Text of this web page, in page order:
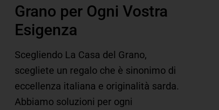
Grano per Ogni Vostra
Esigenza
Scegliendo La Casa del Grano,
scegliete un regalo che è sinonimo di
eccellenza italiana e originalità sarda.
Abbiamo soluzioni per ogni